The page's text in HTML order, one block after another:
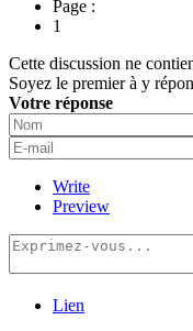
Page :
1
Cette discussion ne
Soyez le premier à y
Votre réponse
Write
Preview
Lien